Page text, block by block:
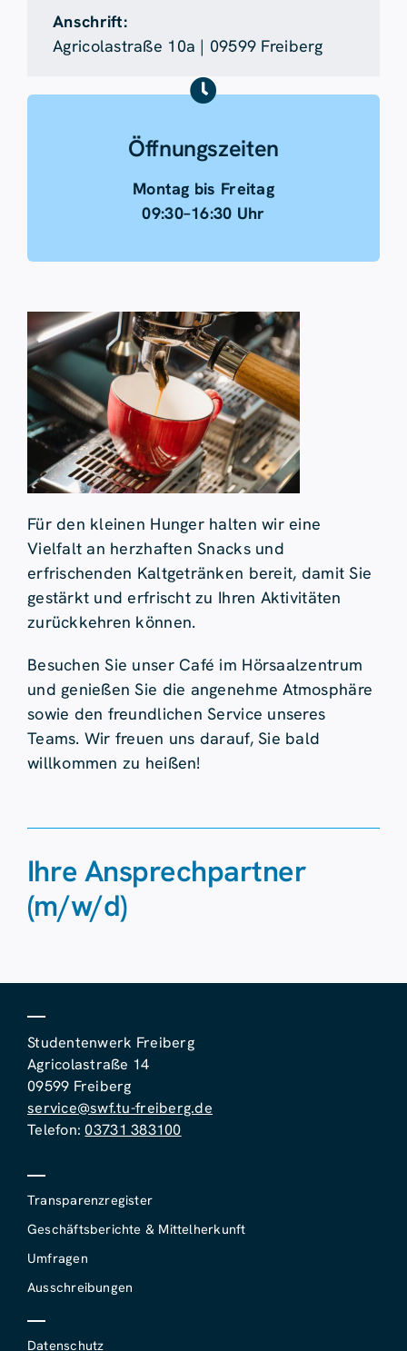
Für den kleinen Hunger halten wir eine
Vielfalt an herzhaften Snacks und
erfrischenden Kaltgetränken bereit, damit Sie
gestärkt und erfrischt zu Ihren Aktivitäten
zurückkehren können.
Besuchen Sie unser Café im Hörsaalzentrum
und genießen Sie die angenehme Atmosphäre
sowie den freundlichen Service unseres
Teams. Wir freuen uns darauf, Sie bald
willkommen zu heißen!
Öffnungszeiten
Montag bis Freitag
09:30–16:30 Uhr
Ihre Ansprechpartner
(m/w/d)
Anschrift:
Agricolastraße 10a | 09599 Freiberg
Studentenwerk Freiberg
Agricolastraße 14
09599 Freiberg
service@swf.tu-freiberg.de
Telefon:03731 383100
Transparenzregister
Geschäftsberichte & Mittelherkunft
Umfragen
Ausschreibungen
Datenschutz